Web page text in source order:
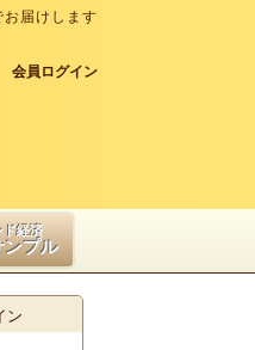
届けします
会員ログイン
ド経済
ンプル
ン